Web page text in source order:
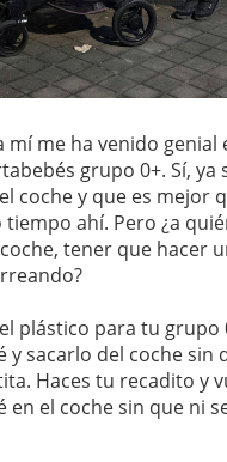
mí me ha venido genial
grupo 0+. Sí, ya
coche y que es mejor
ahí. Pero ¿a
tener que hacer
plástico para tu grupo
y sacarlo del coche sin
Haces tu recadito y
en el coche sin que ni